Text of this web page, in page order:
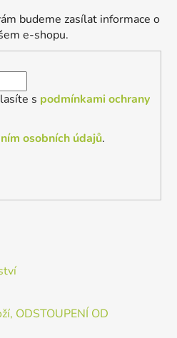
budeme zasílat informace o
e-shopu.
s podmínkami ochrany
osobních údajů.
ODSTOUPENÍ OD